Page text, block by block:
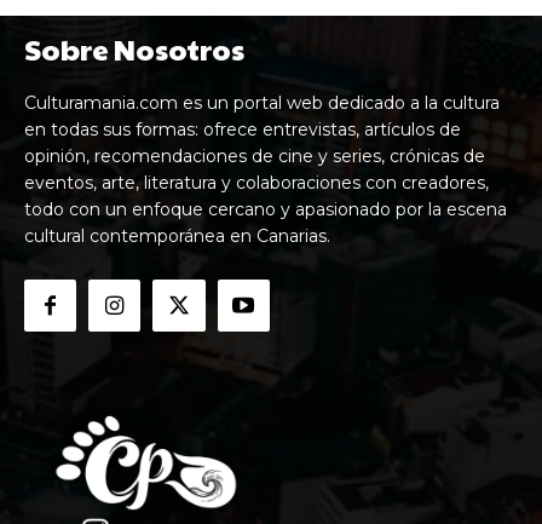
Sobre Nosotros
Culturamania.com es un portal web dedicado a la cultura
en todas sus formas: ofrece entrevistas, artículos de
opinión, recomendaciones de cine y series, crónicas de
eventos, arte, literatura y colaboraciones con creadores,
todo con un enfoque cercano y apasionado por la escena
cultural contemporánea en Canarias.